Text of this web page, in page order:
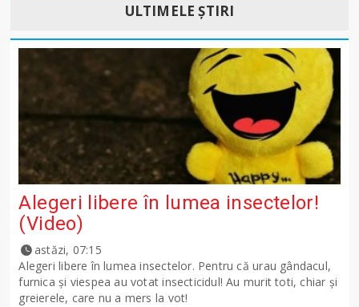
ULTIMELE ȘTIRI
Alegeri libere în lumea insectelor!
(Video)
astăzi, 07:15
Alegeri libere în lumea insectelor. Pentru că urau gândacul,
furnica și viespea au votat insecticidul! Au murit toti, chiar și
greierele, care nu a mers la vot!